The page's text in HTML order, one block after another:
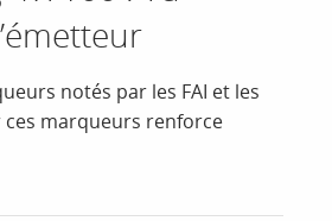
notés par les FAI et les
marqueurs renforce